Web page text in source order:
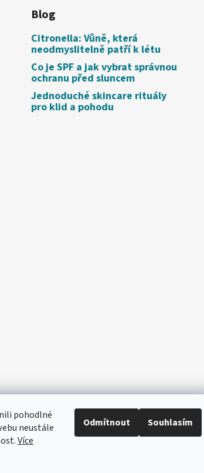
pohodlné
neustále
Více
Odmítnout Souhlasím
Blog
Citronella: Vůně, která
neodmyslitelně patří k létu
Co je SPF a jak vybrat správnou
ochranu před sluncem
Jednoduché skincare rituály
pro klid a pohodu